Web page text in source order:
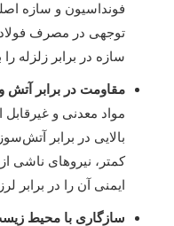
فونداسیون و سازه
توجهی در مصرف
سازه در برابر زلزله را
مقاومت در برابر آتش
مواد معدنی و
بالایی در برابر
کمتر، نیروهای ناشی
ایمنی آن را در برابر
سازگاری با محیط